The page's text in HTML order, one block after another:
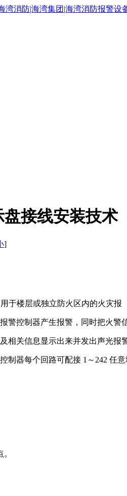
接线安装技术
]
于楼层或独立防火区内的火灾报
警控制器产生报警，同时把火警
相关信息显示出来并发出声光报警
制器每个回路可配接 1～242 任意